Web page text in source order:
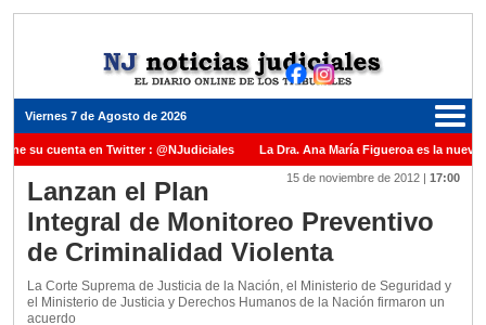
Viernes 7 de Agosto de 2026
su cuenta en Twitter : @NJudiciales La Dra. Ana María Figueroa es la nueva
Justicia de la Nación una medalla al Dr. Raul Zaffaroni en reconocimiento por su
Carles para cubrir vacante en la Corte Suprema de Justicia de la Nación
ante el Juez Daniel Rafecas
15 de noviembre de 2012 | 17:00
Lanzan el Plan
Integral de Monitoreo Preventivo
de Criminalidad Violenta
La Corte Suprema de Justicia de la Nación, el Ministerio de Seguridad y
el Ministerio de Justicia y Derechos Humanos de la Nación firmaron un
acuerdo